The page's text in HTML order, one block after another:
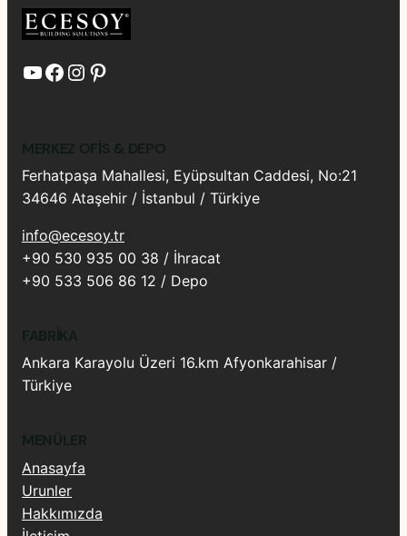
YouTube Facebook Instagram Pinterest
MERKEZ OFIS & DEPO
Ferhatpaşa Mahallesi, Eyüpsultan Caddesi, No:21
34646 Ataşehir / İstanbul / Türkiye
info@ecesoy.tr
+90 530 935 00 38 / İhracat
+90 533 506 86 12 / Depo
FABRIKA
Ankara Karayolu Üzeri 16.km Afyonkarahisar /
Türkiye
MENÜLER
Anasayfa
Urunler
Hakkımızda